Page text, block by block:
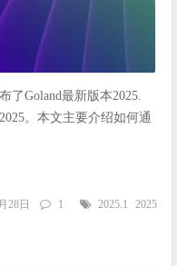
了Goland最新版本2025.
。本文主要介绍如何通
28日 1 2025.1
2025